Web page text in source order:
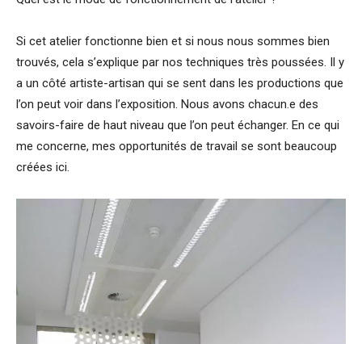
Si cet atelier fonctionne bien et si nous nous sommes bien
trouvés, cela s’explique par nos techniques très poussées. Il y
a un côté artiste-artisan qui se sent dans les productions que
l’on peut voir dans l’exposition. Nous avons chacun.e des
savoirs-faire de haut niveau que l’on peut échanger. En ce qui
me concerne, mes opportunités de travail se sont beaucoup
créées ici.